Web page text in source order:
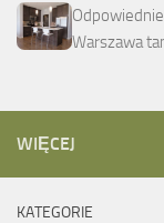
Warszawa
WIĘCEJ
KATEGORIE